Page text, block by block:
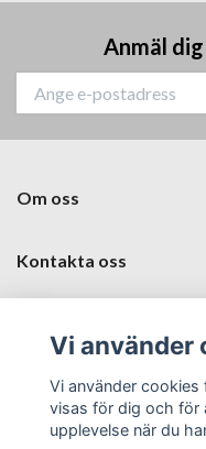
Anmäl
Om oss
Kontakta oss
Sociala medier
Vi använder
Vi använder
visas för dig och för
upplevelse när du